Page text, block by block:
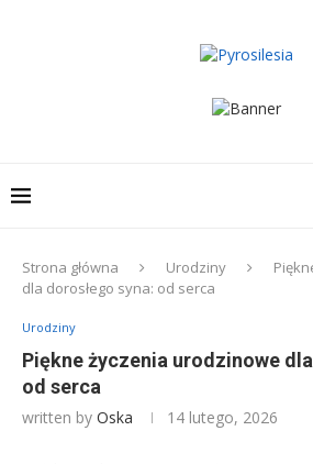
Strona główna Urodziny
dla dorosłego syna: od serca
Urodziny
Piękne życzenia urodzinowe
od serca
written by Oska 14 lutego, 2026